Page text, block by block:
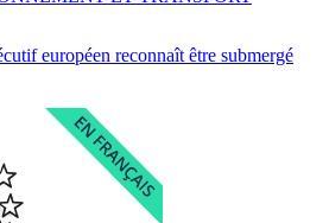
européen reconnaît être submergé